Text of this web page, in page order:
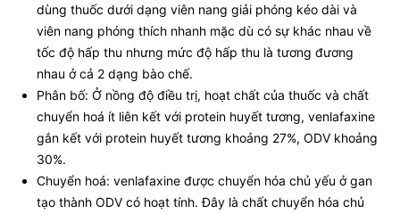
dùng thuốc dưới dạng viên nang giải phóng kéo dài và
viên nang phóng thích nhanh mặc dù có sự khác nhau về
tốc độ hấp thu nhưng mức độ hấp thu là tương đương
nhau ở cả 2 dạng bào chế.
Phân bố: Ở nồng độ điều trị, hoạt chất của thuốc và chất
chuyển hoá ít liên kết với protein huyết tương, venlafaxine
gắn kết với protein huyết tương khoảng 27%, ODV khoảng
30%.
Chuyển hoá: venlafaxine được chuyển hóa chủ yếu ở gan
tạo thành ODV có hoạt tính. Đây là chất chuyển hóa chủ